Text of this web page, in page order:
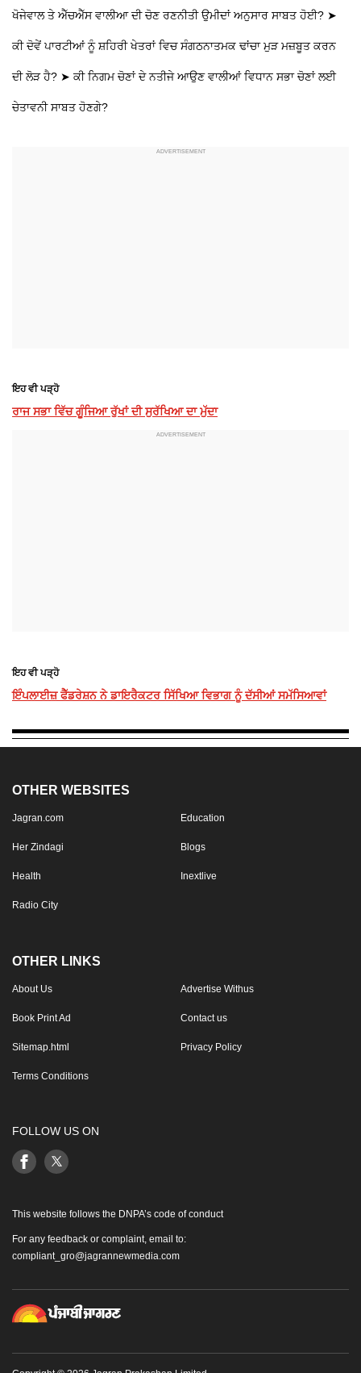
ਖੋਜੇਵਾਲ ਤੇ ਐੱਚਐੱਸ ਵਾਲੀਆ ਦੀ ਚੋਣ ਰਣਨੀਤੀ ਉਮੀਦਾਂ ਅਨੁਸਾਰ ਸਾਬਤ ਹੋਈ? ➤
ਕੀ ਦੋਵੇਂ ਪਾਰਟੀਆਂ ਨੂੰ ਸ਼ਹਿਰੀ ਖੇਤਰਾਂ ਵਿਚ ਸੰਗਠਨਾਤਮਕ ਢਾਂਚਾ ਮੁੜ ਮਜ਼ਬੂਤ ਕਰਨ
ਦੀ ਲੋੜ ਹੈ? ➤ ਕੀ ਨਿਗਮ ਚੋਣਾਂ ਦੇ ਨਤੀਜੇ ਆਉਣ ਵਾਲੀਆਂ ਵਿਧਾਨ ਸਭਾ ਚੋਣਾਂ ਲਈ
ਚੇਤਾਵਨੀ ਸਾਬਤ ਹੋਣਗੇ?
ਇਹ ਵੀ ਪੜ੍ਹੋ
ਰਾਜ ਸਭਾ ਵਿੱਚ ਗੂੰਜਿਆ ਰੁੱਖਾਂ ਦੀ ਸੁਰੱਖਿਆ ਦਾ ਮੁੱਦਾ
ਇਹ ਵੀ ਪੜ੍ਹੋ
ਇੰਪਲਾਈਜ਼ ਫੈੱਡਰੇਸ਼ਨ ਨੇ ਡਾਇਰੈਕਟਰ ਸਿੱਖਿਆ ਵਿਭਾਗ ਨੂੰ ਦੱਸੀਆਂ ਸਮੱਸਿਆਵਾਂ
OTHER WEBSITES
Jagran.com Education
Her Zindagi Blogs
Health Inextlive
Radio City
OTHER LINKS
About Us Advertise Withus
Book Print Ad Contact us
Sitemap.html Privacy Policy
Terms Conditions
FOLLOW US ON
This website follows the DNPA’s code of conduct
For any feedback or complaint, email to:
compliant_gro@jagrannewmedia.com